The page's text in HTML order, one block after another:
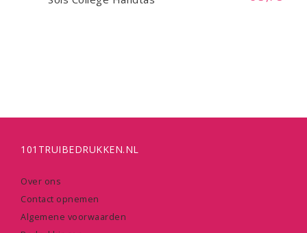
101TRUIBEDRUKKEN.NL
Over ons
Contact opnemen
Algemene voorwaarden